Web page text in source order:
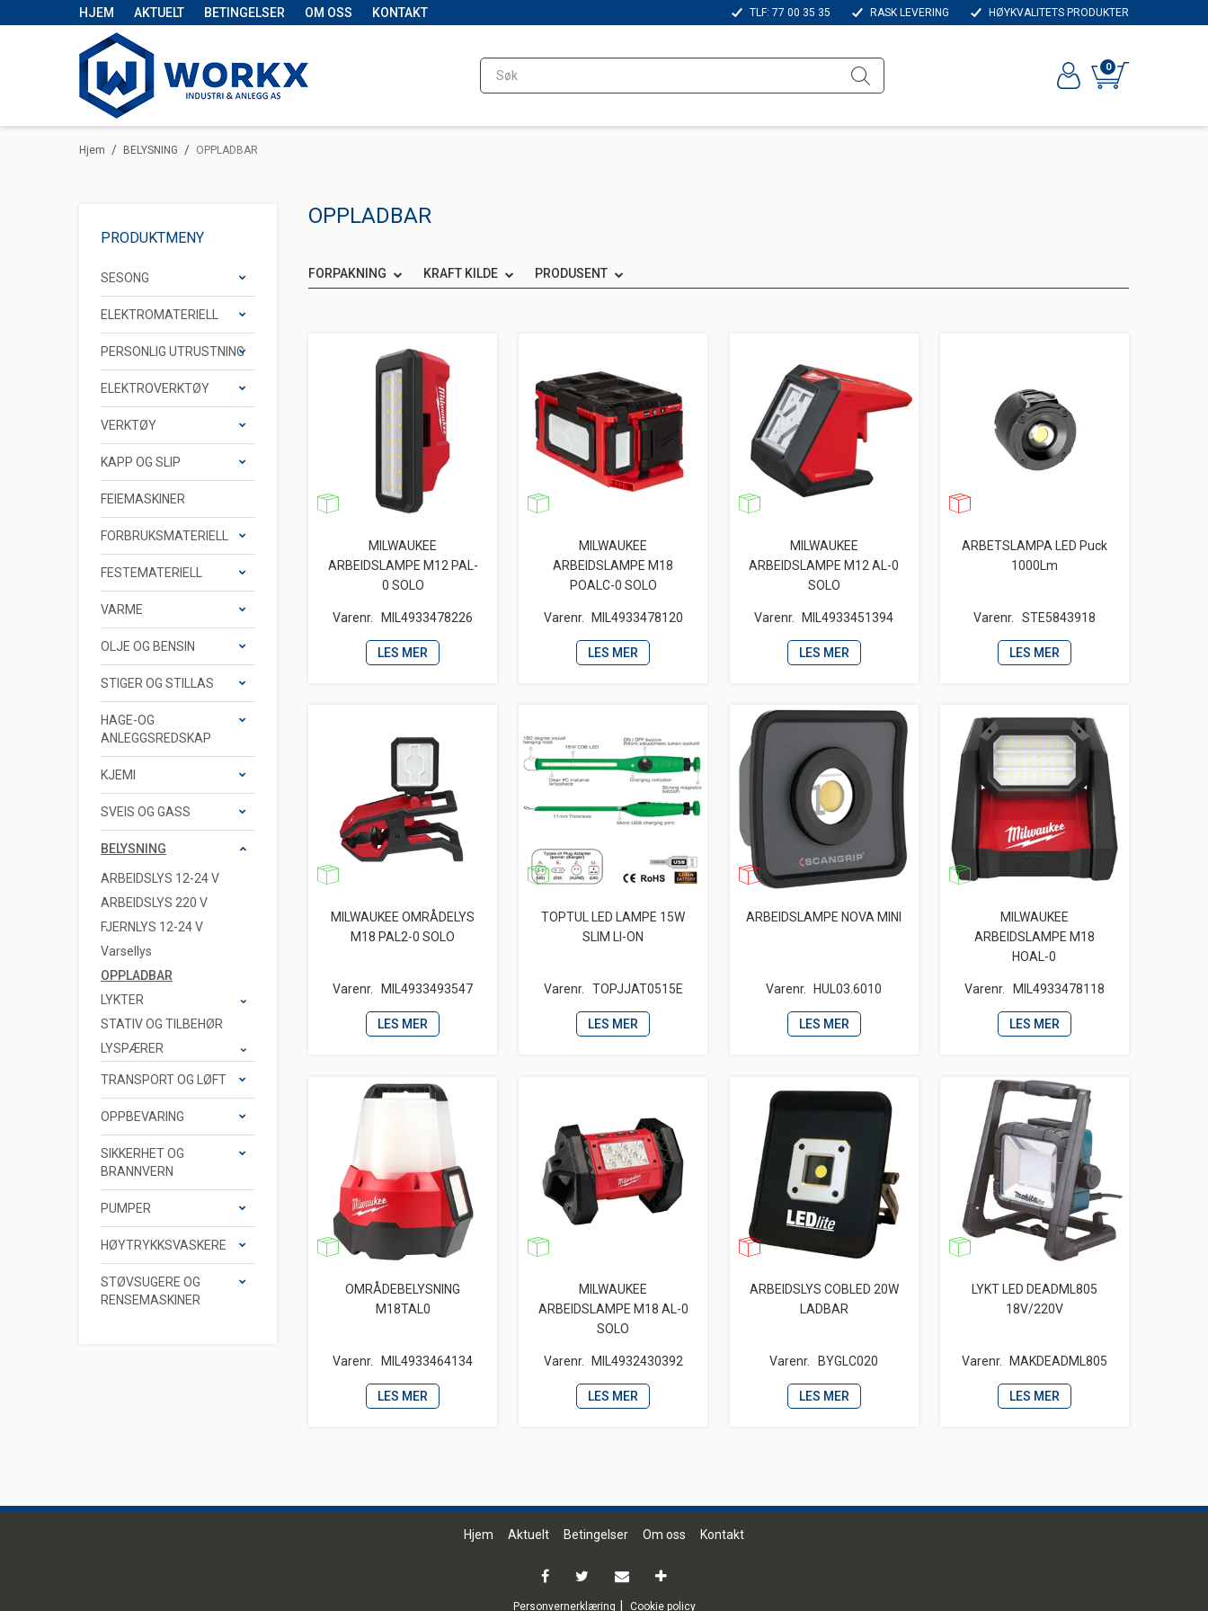
HJEM AKTUELT BETINGELSER OM OSS KONTAKT TLF: 77 00 35 35 RASK LEVERING HØYKVALITETS PRODUKTER
0
/
Hjem /
BELYSNING OPPLADBAR
PRODUKTMENY
SESONG
ELEKTROMATERIELL
PERSONLIG UTRUSTNING
ELEKTROVERKTØY
VERKTØY
KAPP OG SLIP
FEIEMASKINER
FORBRUKSMATERIELL
FESTEMATERIELL
VARME
OLJE OG BENSIN
STIGER OG STILLAS
HAGE-OG
ANLEGGSREDSKAP
KJEMI
SVEIS OG GASS
BELYSNING
ARBEIDSLYS 12-24 V
ARBEIDSLYS 220 V
FJERNLYS 12-24 V
Varsellys
OPPLADBAR
LYKTER
STATIV OG TILBEHØR
LYSPÆRER
TRANSPORT OG LØFT
OPPBEVARING
SIKKERHET OG
BRANNVERN
PUMPER
HØYTRYKKSVASKERE
STØVSUGERE OG
RENSEMASKINER
OPPLADBAR
FORPAKNING KRAFT KILDE PRODUSENT
MILWAUKEE
ARBEIDSLAMPE M12 PAL-
0 SOLO
Varenr. MIL4933478226
LES MER
MILWAUKEE
ARBEIDSLAMPE M18
POALC-0 SOLO
Varenr. MIL4933478120
LES MER
MILWAUKEE
ARBEIDSLAMPE M12 AL-0
SOLO
Varenr. MIL4933451394
LES MER
ARBETSLAMPA LED Puck
1000Lm
Varenr. STE5843918
LES MER
MILWAUKEE OMRÅDELYS
M18 PAL2-0 SOLO
Varenr. MIL4933493547
LES MER
TOPTUL LED LAMPE 15W
SLIM LI-ON
Varenr. TOPJJAT0515E
LES MER
ARBEIDSLAMPE NOVA MINI
Varenr. HUL03.6010
LES MER
MILWAUKEE
ARBEIDSLAMPE M18
HOAL-0
Varenr. MIL4933478118
LES MER
OMRÅDEBELYSNING
M18TAL0
Varenr. MIL4933464134
LES MER
MILWAUKEE
ARBEIDSLAMPE M18 AL-0
SOLO
Varenr. MIL4932430392
LES MER
ARBEIDSLYS COBLED 20W
LADBAR
Varenr. BYGLC020
LES MER
LYKT LED DEADML805
18V/220V
Varenr. MAKDEADML805
LES MER
Hjem Aktuelt Betingelser Om oss Kontakt
Personvernerklæring Cookie policy